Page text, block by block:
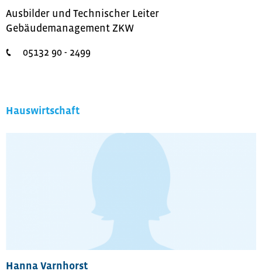
Ausbilder und Technischer Leiter
Gebäudemanagement ZKW
05132 90 - 2499
Hauswirtschaft
Hanna Varnhorst